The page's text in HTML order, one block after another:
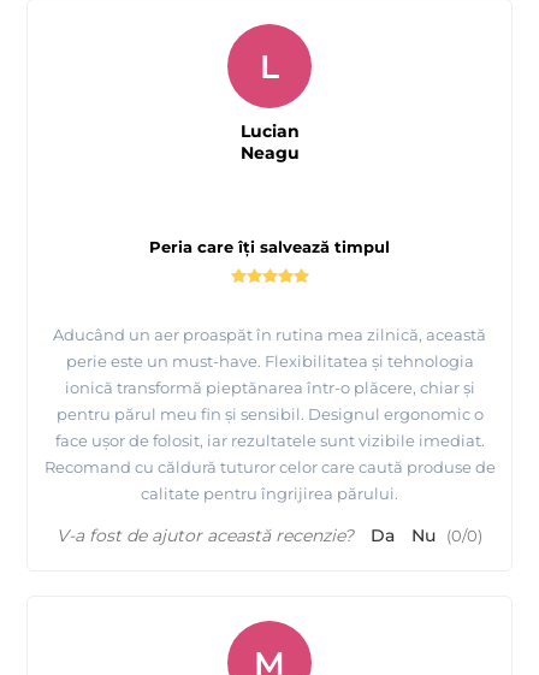
Peria care îți salvează timpul
Aducând un aer proaspăt în rutina mea zilnică, această
perie este un must-have. Flexibilitatea și tehnologia
ionică transformă pieptănarea într-o plăcere, chiar și
pentru părul meu fin și sensibil. Designul ergonomic o
face ușor de folosit, iar rezultatele sunt vizibile imediat.
Recomand cu căldură tuturor celor care caută produse de
calitate pentru îngrijirea părului.
L
Lucian
Neagu
V-a fost de ajutor această recenzie? Da Nu (0/0)
M